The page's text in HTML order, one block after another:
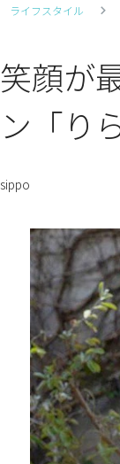
ライフスタイル
笑顔が
ン「り
sippo